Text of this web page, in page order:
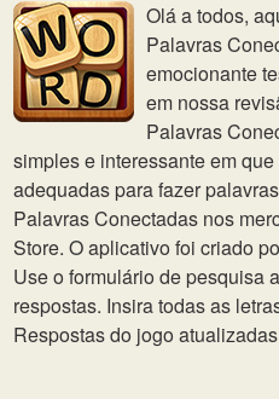
Olá a todos,
Palavras
emocionante
em nossa
Palavras
simples e interessante em
adequadas para fazer
Palavras Conectadas nos
Store. O aplicativo foi criado
Use o formulário de pesquisa
respostas. Insira todas as
Respostas do jogo